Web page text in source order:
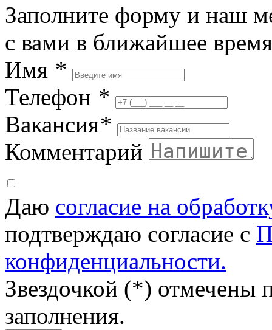
Заполните форму и наш
с вами в ближайшее время
Имя *
Телефон *
Вакансия*
Комментарий
Даю согласие на
подтверждаю согласие с
конфиденциальности.
Звездочкой (*) отмечены
заполнения.